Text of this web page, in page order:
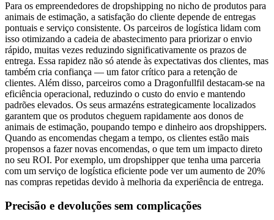
Para os empreendedores de dropshipping no nicho de produtos para
animais de estimação, a satisfação do cliente depende de entregas
pontuais e serviço consistente. Os parceiros de logística lidam com
isso otimizando a cadeia de abastecimento para priorizar o envio
rápido, muitas vezes reduzindo significativamente os prazos de
entrega. Essa rapidez não só atende às expectativas dos clientes, mas
também cria confiança — um fator crítico para a retenção de
clientes. Além disso, parceiros como a Dragonfullfil destacam-se na
eficiência operacional, reduzindo o custo do envio e mantendo
padrões elevados. Os seus armazéns estrategicamente localizados
garantem que os produtos cheguem rapidamente aos donos de
animais de estimação, poupando tempo e dinheiro aos dropshippers.
Quando as encomendas chegam a tempo, os clientes estão mais
propensos a fazer novas encomendas, o que tem um impacto direto
no seu ROI. Por exemplo, um dropshipper que tenha uma parceria
com um serviço de logística eficiente pode ver um aumento de 20%
nas compras repetidas devido à melhoria da experiência de entrega.
Precisão e devoluções sem complicações